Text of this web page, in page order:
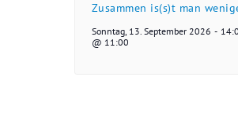
Zusammen is(s)t man
Sonntag, 13. September 2026
@ 11:00
-